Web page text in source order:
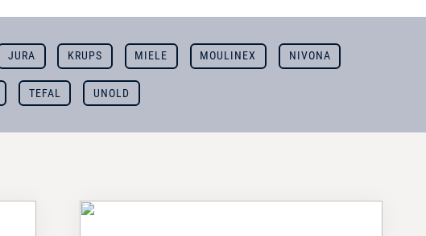
JURA KRUPS MIELE MOULINEX NIVONA
TEFAL UNOLD